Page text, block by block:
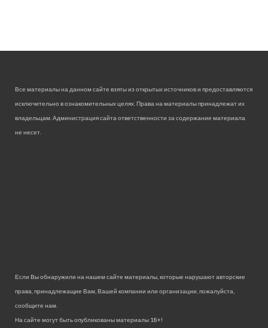
Все материалы на данном сайте взяты из открытых источников и предоставляются
исключительно в ознакомительных целях. Права на материалы принадлежат их
владельцам. Администрация сайта ответственности за содержание материала
не несет.
Если Вы обнаружили на нашем сайте материалы, которые нарушают авторские
права, принадлежащие Вам, Вашей компании или организации, пожалуйста,
сообщите нам.
На сайте могут быть опубликованы материалы 18+!